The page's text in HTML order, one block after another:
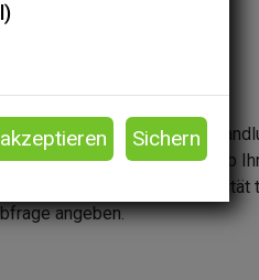
für eine
können Sie mitteilen, ob
zur technischen
angeben.